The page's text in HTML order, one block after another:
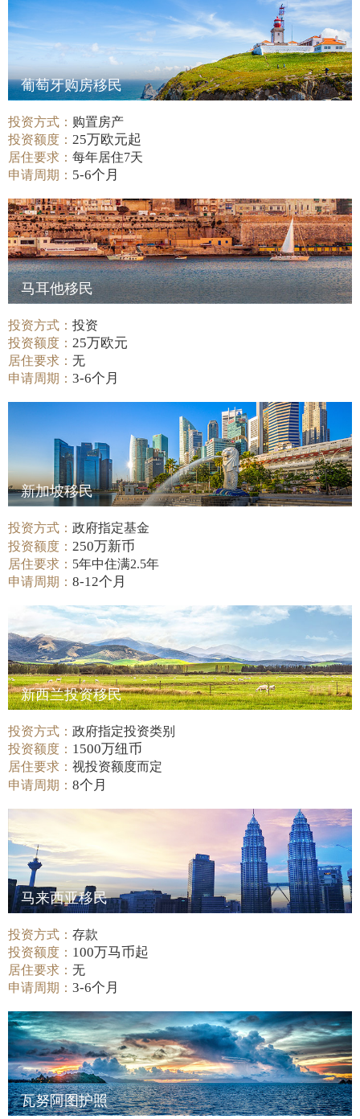
葡萄牙购房移民
投资方式： 购置房产
投资额度： 25万欧元起
居住要求：每年居住7天
申请周期： 5-6个月
马耳他移民
投资方式：投资
投资额度： 25万欧元
居住要求：无
申请周期：3-6个月
新加坡移民
投资方式：政府指定基金
投资额度： 250万新币
居住要求： 5年中住满2.5年
申请周期：8-12个月
新西兰投资移民
投资方式：政府指定投资类别
投资额度： 1500万纽币
居住要求：视投资额度而定
申请周期：8个月
马来西亚移民
投资方式：存款
投资额度： 100万马币起
居住要求：无
申请周期：3-6个月
瓦努阿图护照